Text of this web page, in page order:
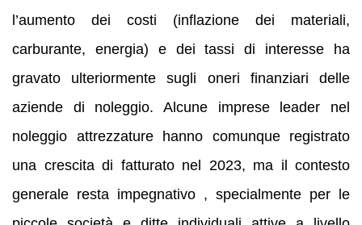
l’aumento dei costi (inflazione dei materiali,
carburante, energia) e dei tassi di interesse ha
gravato ulteriormente sugli oneri finanziari delle
aziende di noleggio. Alcune imprese leader nel
noleggio attrezzature hanno comunque registrato
una crescita di fatturato nel 2023, ma il contesto
generale resta impegnativo , specialmente per le